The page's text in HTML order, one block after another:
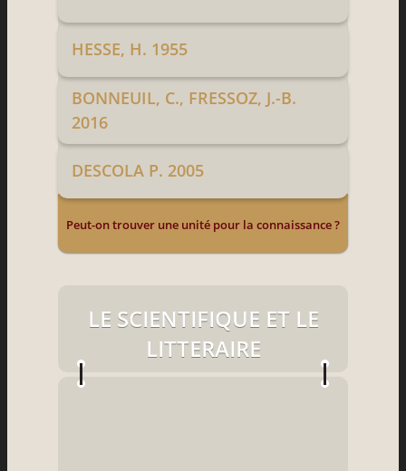
HESSE, H. 1955
BONNEUIL, C., FRESSOZ, J.-B.
2016
DESCOLA P. 2005
Peut-on trouver une unité pour la connaissance ?
LE SCIENTIFIQUE ET LE
LITTERAIRE